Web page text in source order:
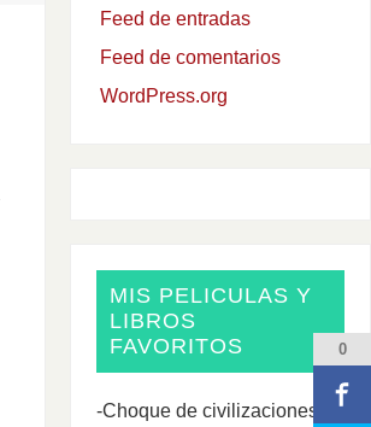
Feed de entradas
Feed de comentarios
WordPress.org
MIS PELICULAS Y
LIBROS
FAVORITOS
-Choque de civilizaciones
0